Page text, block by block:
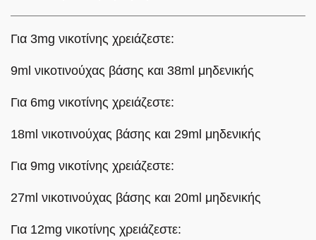
Για 3mg νικοτίνης χρειάζεστε:
9ml νικοτινούχας βάσης και 38ml μηδενικής
Για 6mg νικοτίνης χρειάζεστε:
18ml νικοτινούχας βάσης και 29ml μηδενικής
Για 9mg νικοτίνης χρειάζεστε:
27ml νικοτινούχας βάσης και 20ml μηδενικής
Για 12mg νικοτίνης χρειάζεστε: